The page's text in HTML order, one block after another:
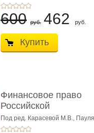
600 руб. 462 руб.
Купить
Финансовое право
Российской
Федерации. 5-е изд�
...
Под ред. Карасевой М.В., Пауля
А.Г., Красюкова А.В.